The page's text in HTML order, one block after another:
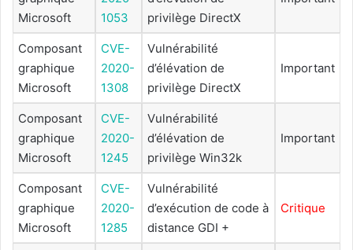
Microsoft
1053
privilège DirectX
Composant
graphique
Microsoft
CVE-
2020-
1308
Vulnérabilité
d’élévation de
privilège DirectX
Important
Composant
graphique
Microsoft
CVE-
2020-
1245
Vulnérabilité
d’élévation de
privilège Win32k
Important
Composant
graphique
Microsoft
CVE-
2020-
1285
Vulnérabilité
d’exécution de code à
distance GDI +
Critique